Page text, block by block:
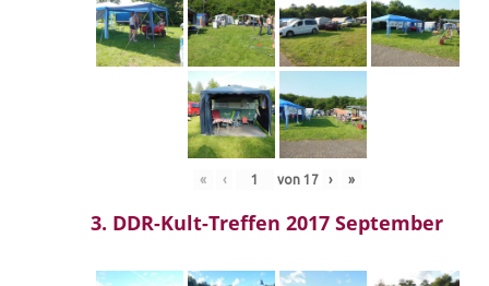
« ‹ von 17 › »
3. DDR-Kult-Treffen 2017 September